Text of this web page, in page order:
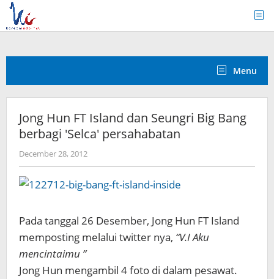
Skip
content
Menu
Jong Hun FT Island dan Seungri Big Bang
berbagi 'Selca' persahabatan
December 28, 2012by
Koreanindo
Pada tanggal 26 Desember, Jong Hun FT Island
memposting melalui twitter nya, “V.I Aku
mencintaimu ”
Jong Hun mengambil 4 foto di dalam pesawat.